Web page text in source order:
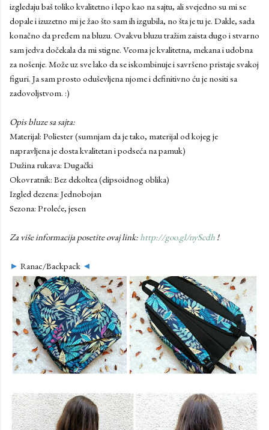
izgledaju baš toliko kvalitetno i lepo kao na sajtu, ali svejedno su mi se
dopale i izuzetno mi je žao što sam ih izgubila, no šta je tu je. Dakle, sada
konačno da pređem na bluzu. Ovakvu bluzu tražim zaista dugo i stvarno
sam jedva dočekala da mi stigne. Veoma je kvalitetna, mekana i udobna
za nošenje. Može uz sve lako da se iskombinuje i savršeno pristaje svakoj
figuri. Ja sam prosto oduševljena njome i definitivno ću je nositi sa
zadovoljstvom. :)
Opis bluze sa sajta:
Materijal: Poliester (sumnjam da je tako, materijal od kojeg je
napravljena je dosta kvalitetan i podseća na pamuk)
Dužina rukava: Dugački
Okovratnik: Bez dekoltea (elipsoidnog oblika)
Izgled dezena: Jednobojan
Sezona: Proleće, jesen
Za više informacija posetite ovaj link:http://goo.gl/nyScdh !
► Ranac/Backpack ◄